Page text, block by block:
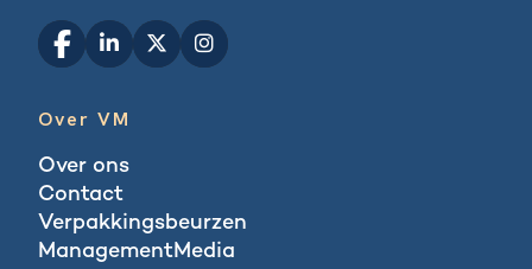
Over VM
Over ons
Contact
Verpakkingsbeurzen
ManagementMedia